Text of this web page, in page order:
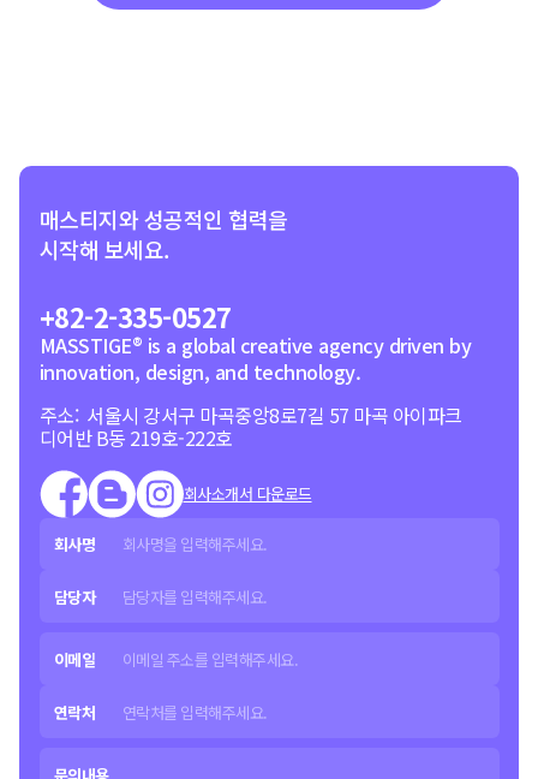
매스티지와성공적인 협력을
시작해 보세요.
+82-2-335-0527
MASSTIGE® is a global creative agency driven by
innovation, design, and technology.
주소: 서울시 강서구 마곡중앙8로7길 57 마곡 아이파크
디어반 B동 219호-222호
회사소개서 다운로드
회사명
담당자
이메일
연락처
문의내용